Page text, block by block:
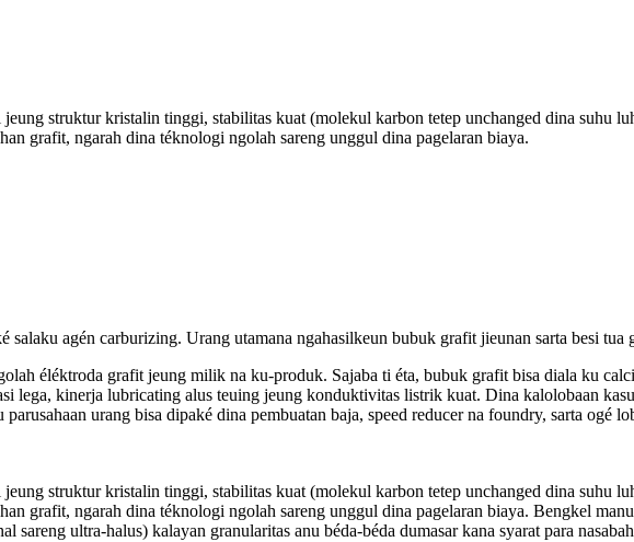
struktur kristalin tinggi, stabilitas kuat (molekul karbon tetep unchanged dina suhu
grafit, ngarah dina téknologi ngolah sareng unggul dina pagelaran biaya.
agén carburizing. Urang utamana ngahasilkeun bubuk grafit jieunan sarta besi tua
éléktroda grafit jeung milik na ku-produk. Sajaba ti éta, bubuk grafit bisa diala ku
lega, kinerja lubricating alus teuing jeung konduktivitas listrik kuat. Dina kalolobaan
urang bisa dipaké dina pembuatan baja, speed reducer na foundry, sarta ogé
struktur kristalin tinggi, stabilitas kuat (molekul karbon tetep unchanged dina suhu
grafit, ngarah dina téknologi ngolah sareng unggul dina pagelaran biaya. Bengkel
ultra-halus) kalayan granularitas anu béda-béda dumasar kana syarat para